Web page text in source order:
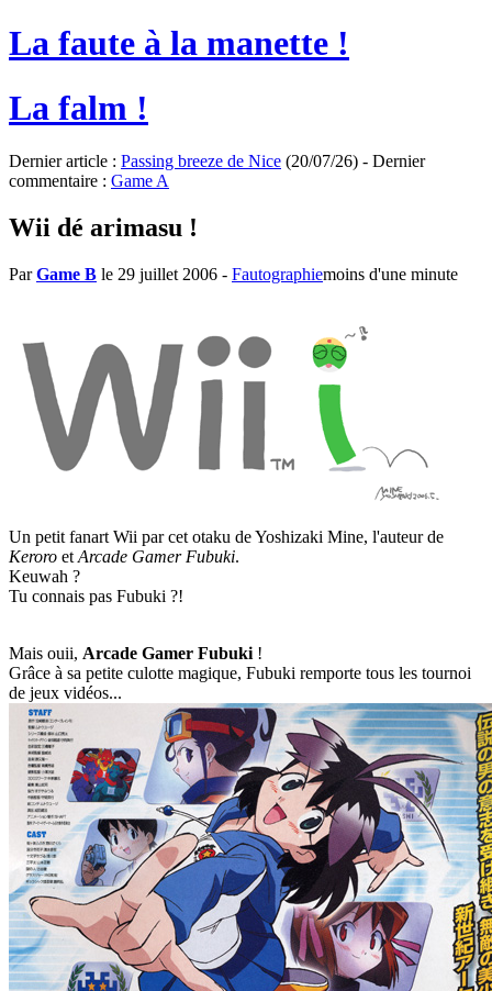
La faute à la manette !
La falm !
Dernier article : Passing breeze de Nice (20/07/26) - Dernier
commentaire : Game A
Wii dé arimasu !
ParGame B le 29 juillet 2006 - Fautographiemoins d'une minute
Un petit fanart Wii par cet otaku de Yoshizaki Mine, l'auteur de
Keroro et Arcade Gamer Fubuki.
Keuwah ?
Tu connais pas Fubuki ?!
Mais ouii, Arcade Gamer Fubuki !
Grâce à sa petite culotte magique, Fubuki remporte tous les tournoi
de jeux vidéos...